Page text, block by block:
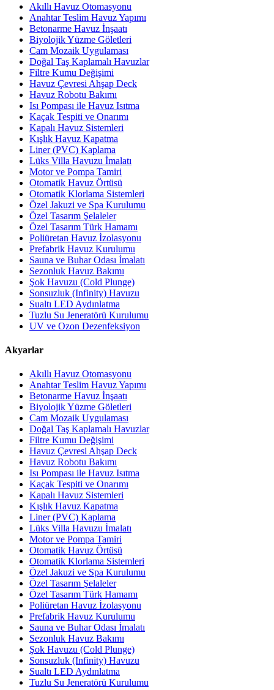
Akıllı Havuz Otomasyonu
Anahtar Teslim Havuz Yapımı
Betonarme Havuz İnşaatı
Biyolojik Yüzme Göletleri
Cam Mozaik Uygulaması
Doğal Taş Kaplamalı Havuzlar
Filtre Kumu Değişimi
Havuz Çevresi Ahşap Deck
Havuz Robotu Bakımı
Isı Pompası ile Havuz Isıtma
Kaçak Tespiti ve Onarımı
Kapalı Havuz Sistemleri
Kışlık Havuz Kapatma
Liner (PVC) Kaplama
Lüks Villa Havuzu İmalatı
Motor ve Pompa Tamiri
Otomatik Havuz Örtüsü
Otomatik Klorlama Sistemleri
Özel Jakuzi ve Spa Kurulumu
Özel Tasarım Şelaleler
Özel Tasarım Türk Hamamı
Poliüretan Havuz İzolasyonu
Prefabrik Havuz Kurulumu
Sauna ve Buhar Odası İmalatı
Sezonluk Havuz Bakımı
Şok Havuzu (Cold Plunge)
Sonsuzluk (Infinity) Havuzu
Sualtı LED Aydınlatma
Tuzlu Su Jeneratörü Kurulumu
UV ve Ozon Dezenfeksiyon
Akyarlar
Akıllı Havuz Otomasyonu
Anahtar Teslim Havuz Yapımı
Betonarme Havuz İnşaatı
Biyolojik Yüzme Göletleri
Cam Mozaik Uygulaması
Doğal Taş Kaplamalı Havuzlar
Filtre Kumu Değişimi
Havuz Çevresi Ahşap Deck
Havuz Robotu Bakımı
Isı Pompası ile Havuz Isıtma
Kaçak Tespiti ve Onarımı
Kapalı Havuz Sistemleri
Kışlık Havuz Kapatma
Liner (PVC) Kaplama
Lüks Villa Havuzu İmalatı
Motor ve Pompa Tamiri
Otomatik Havuz Örtüsü
Otomatik Klorlama Sistemleri
Özel Jakuzi ve Spa Kurulumu
Özel Tasarım Şelaleler
Özel Tasarım Türk Hamamı
Poliüretan Havuz İzolasyonu
Prefabrik Havuz Kurulumu
Sauna ve Buhar Odası İmalatı
Sezonluk Havuz Bakımı
Şok Havuzu (Cold Plunge)
Sonsuzluk (Infinity) Havuzu
Sualtı LED Aydınlatma
Tuzlu Su Jeneratörü Kurulumu